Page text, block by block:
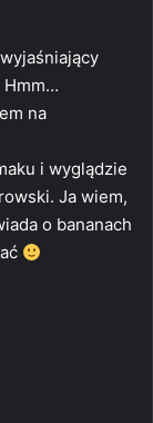
Hmm…
na
i wyglądzie
Ja wiem,
o bananach